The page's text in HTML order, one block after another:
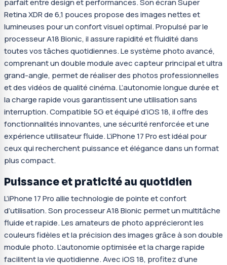
parfait entre design et performances. Son écran Super
Retina XDR de 6,1 pouces propose des images nettes et
lumineuses pour un confort visuel optimal. Propulsé par le
processeur A18 Bionic, il assure rapidité et fluidité dans
toutes vos tâches quotidiennes. Le système photo avancé,
comprenant un double module avec capteur principal et ultra
grand-angle, permet de réaliser des photos professionnelles
et des vidéos de qualité cinéma. L’autonomie longue durée et
la charge rapide vous garantissent une utilisation sans
interruption. Compatible 5G et équipé d’iOS 18, il offre des
fonctionnalités innovantes, une sécurité renforcée et une
expérience utilisateur fluide. L’iPhone 17 Pro est idéal pour
ceux qui recherchent puissance et élégance dans un format
plus compact.
Puissance et praticité au quotidien
L’iPhone 17 Pro allie technologie de pointe et confort
d’utilisation. Son processeur A18 Bionic permet un multitâche
fluide et rapide. Les amateurs de photo apprécieront les
couleurs fidèles et la précision des images grâce à son double
module photo. L’autonomie optimisée et la charge rapide
facilitent la vie quotidienne. Avec iOS 18, profitez d’une